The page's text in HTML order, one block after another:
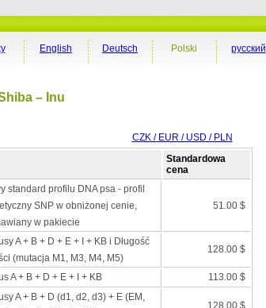
русский
Polski
Deutsch
English
– Inu
CZK / EUR / USD / PLN
Standardowa
cena
standard profilu DNA psa - profil
SNP w obniżonej cenie,
w pakiecie
51.00 $
A + B + D + E + I + KB i Długość
(mutacja M1, M3, M4, M5)
128.00 $
A + B + D + E + I + KB 113.00 $
A + B + D (d1, d2, d3) + E (EM,
128.00 $